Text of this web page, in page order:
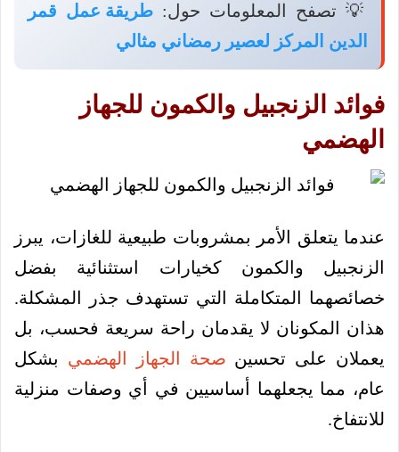
💡 تصفح المعلومات حول: طريقة عمل قمر
الدين المركز لعصير رمضاني مثالي
فوائد الزنجبيل والكمون للجهاز
الهضمي
عندما يتعلق الأمر بمشروبات طبيعية للغازات، يبرز
الزنجبيل والكمون كخيارات استثنائية بفضل
خصائصهما المتكاملة التي تستهدف جذر المشكلة.
هذان المكونان لا يقدمان راحة سريعة فحسب، بل
يعملان على تحسين صحة الجهاز الهضمي بشكل
عام، مما يجعلهما أساسيين في أي وصفات منزلية
للانتفاخ.